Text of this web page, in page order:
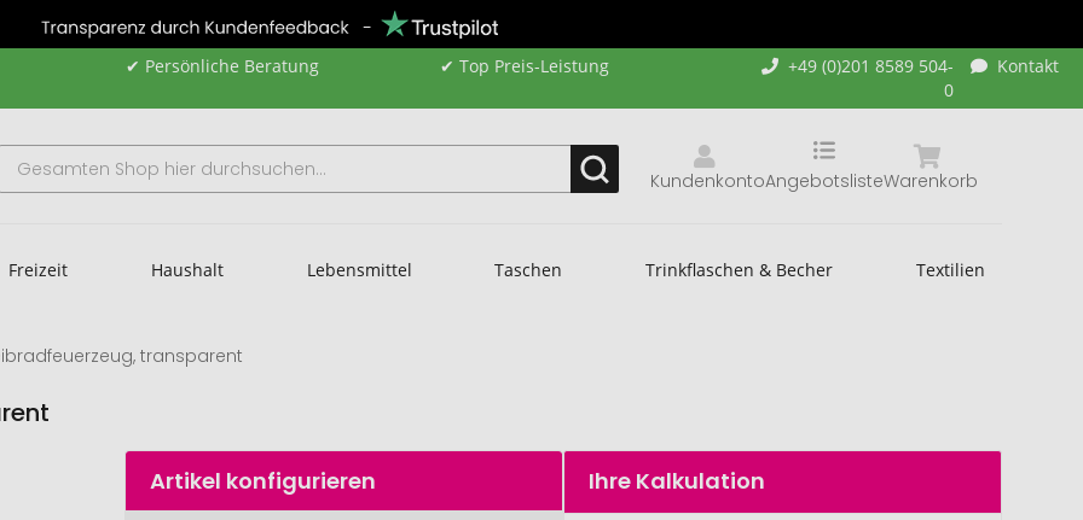
✔ Persönliche Beratung ✔ Top Preis-Leistung
+49 (0)201 8589 504-
0
Kontakt
Kundenkonto Warenkorb
Angebotsliste
Freizeit Haushalt Lebensmittel Taschen Trinkflaschen & Becher Textilien
transparent
Artikel konfigurieren Ihre Kalkulation